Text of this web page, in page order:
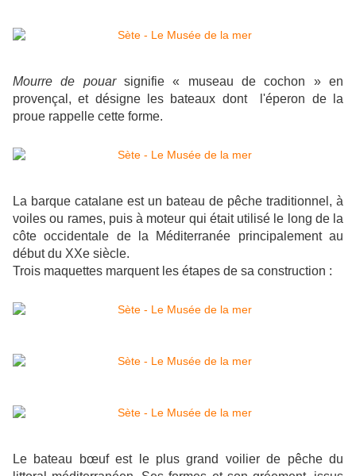
Mourre de pouarsignifie « museau de cochon » en
provençal, et désigne les bateaux dont l'éperon de la
proue rappelle cette forme.
La barque catalane est un bateau de pêche traditionnel, à
voiles ou rames, puis à moteur qui était utilisé le long de la
côte occidentale de la Méditerranée principalement au
début du XXe siècle.
Trois maquettes marquent les étapes de sa construction :
Le bateau bœuf est le plus grand voilier de pêche du